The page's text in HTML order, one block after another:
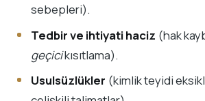
sebepleri).
Tedbir ve ihtiyati haciz (hak
geçicikısıtlama).
Usulsüzlükler (kimlik teyidi